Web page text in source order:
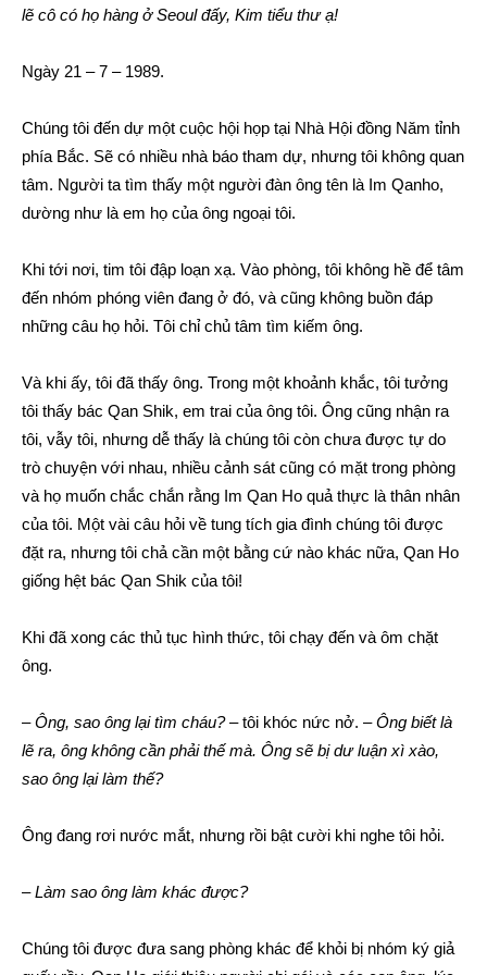
lẽ cô có họ hàng ở Seoul đấy, Kim tiểu thư ạ!
Ngày 21 – 7 – 1989.
Chúng tôi đến dự một cuộc hội họp tại Nhà Hội đồng Năm tỉnh
phía Bắc. Sẽ có nhiều nhà báo tham dự, nhưng tôi không quan
tâm. Người ta tìm thấy một người đàn ông tên là Im Qanho,
dường như là em họ của ông ngoại tôi.
Khi tới nơi, tim tôi đập loạn xạ. Vào phòng, tôi không hề để tâm
đến nhóm phóng viên đang ở đó, và cũng không buồn đáp
những câu họ hỏi. Tôi chỉ chủ tâm tìm kiếm ông.
Và khi ấy, tôi đã thấy ông. Trong một khoảnh khắc, tôi tưởng
tôi thấy bác Qan Shik, em trai của ông tôi. Ông cũng nhận ra
tôi, vẫy tôi, nhưng dễ thấy là chúng tôi còn chưa được tự do
trò chuyện với nhau, nhiều cảnh sát cũng có mặt trong phòng
và họ muốn chắc chắn rằng Im Qan Ho quả thực là thân nhân
của tôi. Một vài câu hỏi về tung tích gia đình chúng tôi được
đặt ra, nhưng tôi chả cần một bằng cứ nào khác nữa, Qan Ho
giống hệt bác Qan Shik của tôi!
Khi đã xong các thủ tục hình thức, tôi chạy đến và ôm chặt
ông.
–Ông, sao ông lại tìm cháu?– tôi khóc nức nở. –Ông biết là
lẽ ra, ông không cần phải thế mà. Ông sẽ bị dư luận xì xào,
sao ông lại làm thế?
Ông đang rơi nước mắt, nhưng rồi bật cười khi nghe tôi hỏi.
–Làm sao ông làm khác được?
Chúng tôi được đưa sang phòng khác để khỏi bị nhóm ký giả